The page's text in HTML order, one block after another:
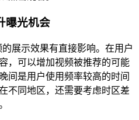
曝光机会
展示效果有直接影响。在用户
，可以增加视频被推荐的可能
间是用户使用频率较高的时间
不同地区，还需要考虑时区差